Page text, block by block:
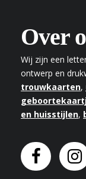
Over
Wij zijn een
ontwerp en
trouwkaarten,
en huisstijlen,